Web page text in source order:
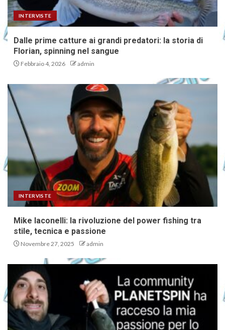
INTERVISTE
Dalle prime catture ai grandi predatori: la storia di
Florian, spinning nel sangue
Febbraio 4, 2026 admin
INTERVISTE
Mike Iaconelli: la rivoluzione del power fishing tra
stile, tecnica e passione
Novembre 27, 2025 admin